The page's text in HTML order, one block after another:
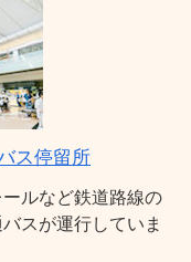
ス停留所
ルなど鉄道路線の
スが運行していま